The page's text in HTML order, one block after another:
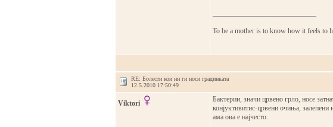
To be a mother is to know how it feels to
RE: Болести кои ни ги носи градинката
12.5.2010 17:50:49
Viktori
Бактерии, значи црвено грло, носе
конјуктивитис-црвени очиња,
ама ова е најчесто.